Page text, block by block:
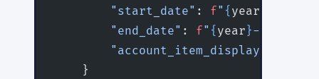
        "start_date"
: f" { year
        "end_date"
: f" { year }-
        "account_item_display_type"
    }